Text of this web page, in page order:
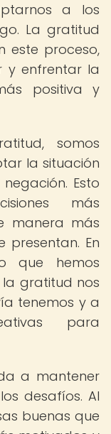
a los
La gratitud
este proceso,
enfrentar la
positiva y
somos
la situación
Esto
más
manera más
presentan. En
que hemos
gratitud nos
tenemos y a
para
a mantener
desafíos. Al
buenas que